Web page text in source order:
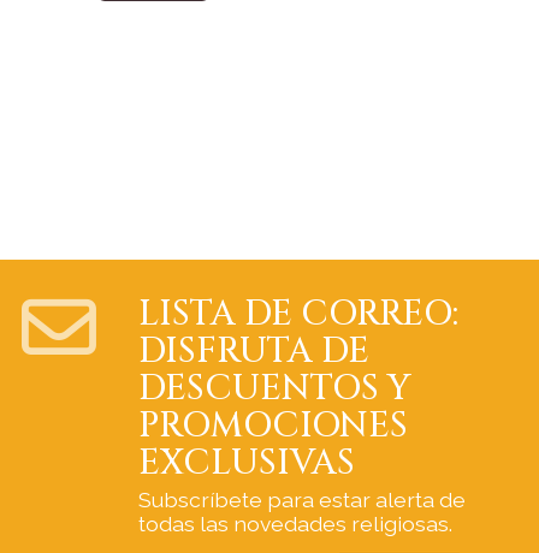
LISTA DE CORREO:
DISFRUTA DE
DESCUENTOS Y
PROMOCIONES
EXCLUSIVAS
Subscríbete para estar alerta de
todas las novedades religiosas.